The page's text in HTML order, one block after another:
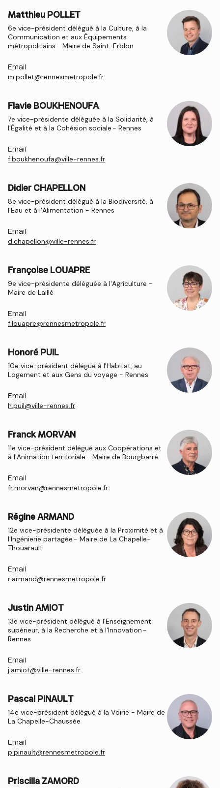
Matthieu POLLET
6e vice-président délégué à la Culture, à la
Communication et aux Équipements
métropolitains - Maire de Saint-Erblon
Email
m.pollet@rennesmetropole.fr
Flavie BOUKHENOUFA
7e vice-présidente déléguée à la Solidarité, à
l'Égalité et à la Cohésion sociale - Rennes
Email
f.boukhenoufa@ville-rennes.fr
Didier CHAPELLON
8e vice-président délégué à la Biodiversité, à
l'Eau et à l'Alimentation - Rennes
Email
d.chapellon@ville-rennes.fr
Françoise LOUAPRE
9e vice-présidente déléguée à l'Agriculture -
Maire de Laillé
Email
f.louapre@rennesmetropole.fr
Honoré PUIL
10e vice-président délégué à l'Habitat, au
Logement et aux Gens du voyage - Rennes
Email
h.puil@ville-rennes.fr
Franck MORVAN
11e vice-président délégué aux Coopérations et
à l'Animation territoriale - Maire de Bourgbarré
Email
fr.morvan@rennesmetropole.fr
Régine ARMAND
12e vice-présidente déléguée à la Proximité et à
l'Ingénierie partagée - Maire de La Chapelle-
Thouarault
Email
r.armand@rennesmetropole.fr
Justin AMIOT
13e vice-président délégué à l'Enseignement
supérieur, à la Recherche et à l'Innovation -
Rennes
Email
j.amiot@ville-rennes.fr
Pascal PINAULT
14e vice-président délégué à la Voirie - Maire de
La Chapelle-Chaussée
Email
p.pinault@rennesmetropole.fr
Priscilla ZAMORD